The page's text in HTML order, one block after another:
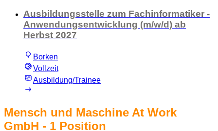
Ausbildungsstelle zum Fachinformatiker -
Anwendungsentwicklung (m/w/d) ab
Herbst 2027
Borken
Vollzeit
Ausbildung/Trainee
Mensch und Maschine At Work
GmbH - 1 Position